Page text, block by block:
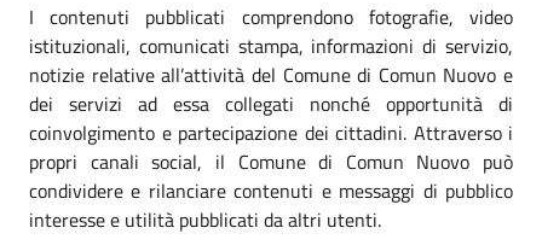
I contenuti pubblicati comprendono fotografie, video
istituzionali, comunicati stampa, informazioni di servizio,
notizie relative all’attività del Comune di Comun Nuovo e
dei servizi ad essa collegati nonché opportunità di
coinvolgimento e partecipazione dei cittadini. Attraverso i
propri canali social, il Comune di Comun Nuovo può
condividere e rilanciare contenuti e messaggi di pubblico
interesse e utilità pubblicati da altri utenti.